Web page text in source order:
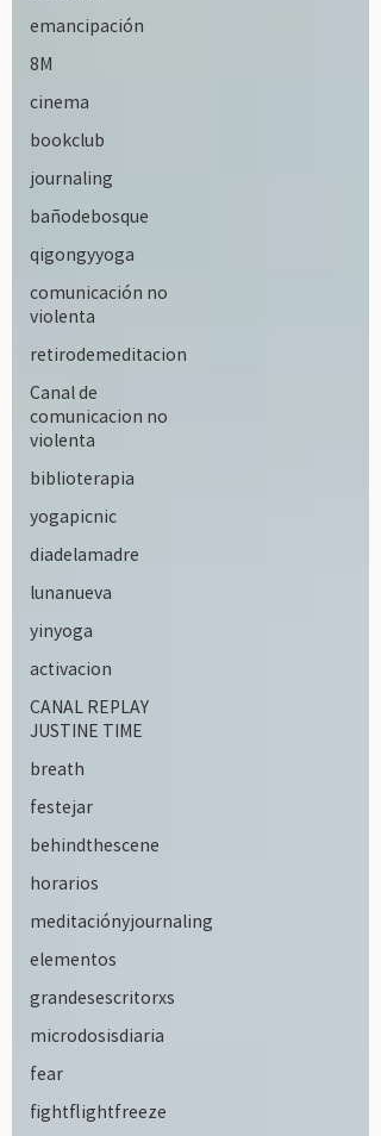
emancipación
8M
cinema
bookclub
journaling
bañodebosque
qigongyyoga
comunicación no
violenta
retirodemeditacion
Canal de
comunicacion no
violenta
biblioterapia
yogapicnic
diadelamadre
lunanueva
yinyoga
activacion
CANAL REPLAY
JUSTINE TIME
breath
festejar
behindthescene
horarios
meditaciónyjournaling
elementos
grandesescritorxs
microdosisdiaria
fear
fightflightfreeze